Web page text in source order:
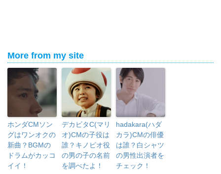
More from my site
ホンダCMソン
グはワンオクの
新曲？BGMの
ドラムがカッコ
イイ！
デカビタC(マリ
オ)CMの子役は
誰？キノピオ役
の男の子の名前
を調べたよ！
hadakara(ハダ
カラ)CMの俳優
は誰？白シャツ
の男性出演者を
チェック！